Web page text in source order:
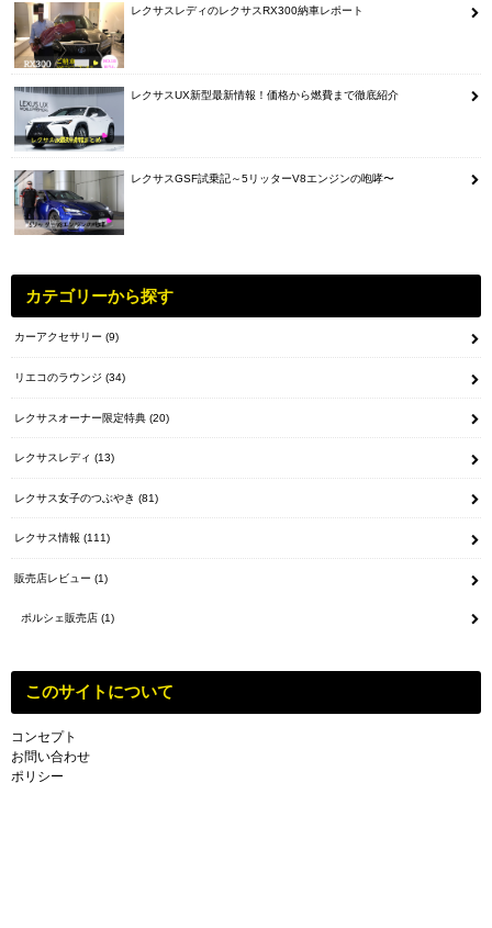
レクサスレディのレクサスRX300納車レポート
レクサスUX新型最新情報！価格から燃費まで徹底紹介
レクサスGSF試乗記～5リッターV8エンジンの咆哮〜
カテゴリーから探す
カーアクセサリー(9)
リエコのラウンジ(34)
レクサスオーナー限定特典(20)
レクサスレディ(13)
レクサス女子のつぶやき(81)
レクサス情報(111)
販売店レビュー(1)
ポルシェ販売店 (1)
このサイトについて
コンセプト
お問い合わせ
ポリシー